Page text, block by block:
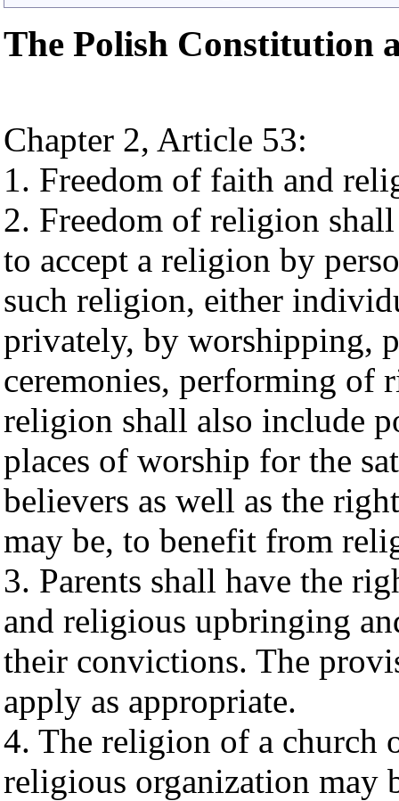
The Polish Constitution
Chapter 2, Article 53:
1. Freedom of faith and
2. Freedom of religion
to accept a religion by
such religion, either
privately, by worshipping,
ceremonies, performing of
religion shall also include
places of worship for the
believers as well as the
may be, to benefit from
3. Parents shall have the
and religious upbringing
their convictions. The
apply as appropriate.
4. The religion of a church
religious organization may